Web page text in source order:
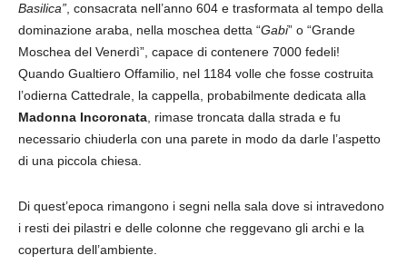
Basilica” , consacrata nell’anno 604 e trasformata al tempo della
dominazione araba, nella moschea detta “Gabi” o “Grande
Moschea del Venerdì”, capace di contenere 7000 fedeli!
Quando Gualtiero Offamilio, nel 1184 volle che fosse costruita
l’odierna Cattedrale, la cappella, probabilmente dedicata alla
Madonna Incoronata , rimase troncata dalla strada e fu
necessario chiuderla con una parete in modo da darle l’aspetto
di una piccola chiesa.
Di quest’epoca rimangono i segni nella sala dove si intravedono
i resti dei pilastri e delle colonne che reggevano gli archi e la
copertura dell’ambiente.